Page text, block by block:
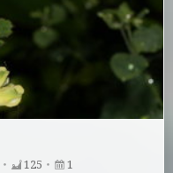
・ 125 ・ 1